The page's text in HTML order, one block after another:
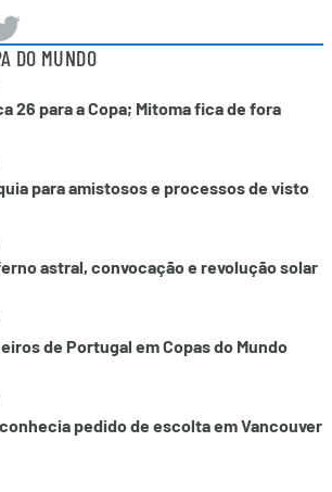
DO MUNDO
26 para a Copa; Mitoma fica de fora
para amistosos e processos de visto
astral, convocação e revolução solar
de Portugal em Copas do Mundo
pedido de escolta em Vancouver